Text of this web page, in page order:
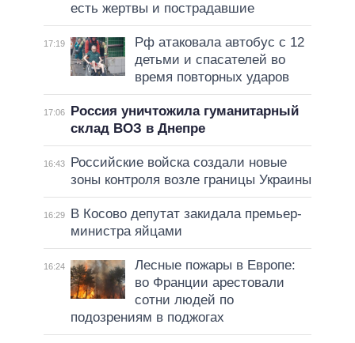
есть жертвы и пострадавшие
17:19
Рф атаковала автобус с 12
детьми и спасателей во
время повторных ударов
17:06
Россия уничтожила гуманитарный
склад ВОЗ в Днепре
16:43
Российские войска создали новые
зоны контроля возле границы Украины
16:29
В Косово депутат закидала премьер-
министра яйцами
16:24
Лесные пожары в Европе:
во Франции арестовали
сотни людей по
подозрениям в поджогах